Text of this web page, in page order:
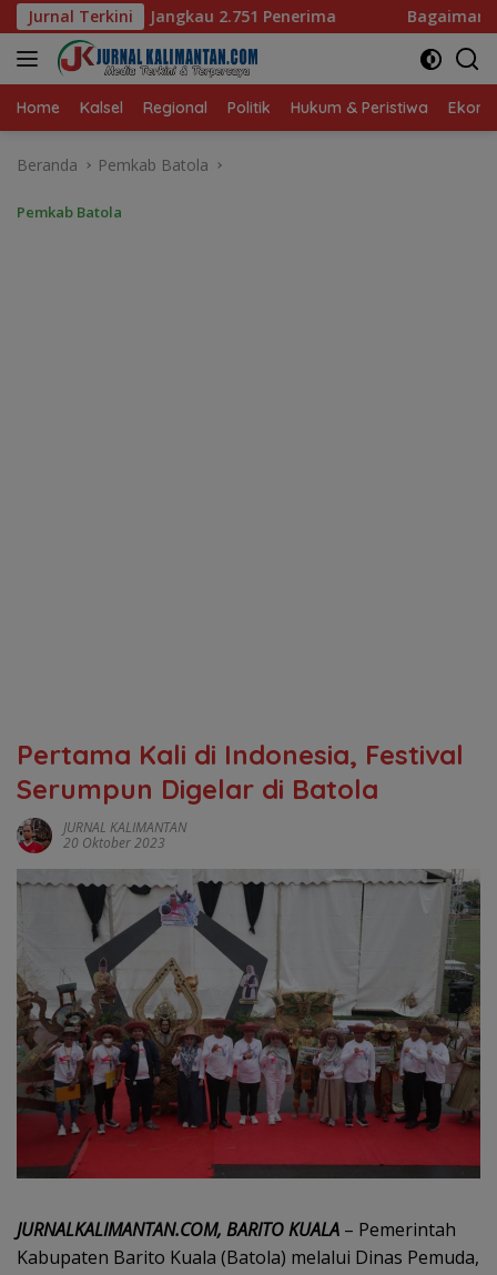
Langsung
ke
konten
Jurnal Terkini
Penerima Bagaimana KIP Hadapi Deepfake dan
Home Kalsel Regional Politik Hukum & Peristiwa
Beranda Pemkab Batola
Pemkab Batola
Pertama Kali di Indonesia, Festival
Serumpun Digelar di Batola
JURNAL KALIMANTAN
20 Oktober 2023
JURNALKALIMANTAN.COM, BARITO KUALA – Pemerintah
Kabupaten Barito Kuala (Batola) melalui Dinas Pemuda,